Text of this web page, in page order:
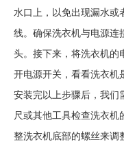
水口上，以免出现漏水或
线。确保洗衣机与电源连
头。接下来，将洗衣机的
开电源开关，看看洗衣机
安装完以上步骤后，我们
尺或其他工具检查洗衣机
整洗衣机底部的螺丝来调